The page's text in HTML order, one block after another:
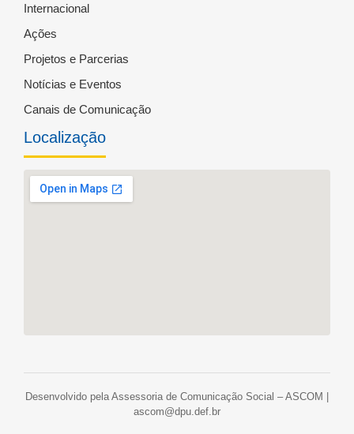
Internacional
Ações
Projetos e Parcerias
Notícias e Eventos
Canais de Comunicação
Localização
Desenvolvido pela Assessoria de Comunicação Social – ASCOM |
ascom@dpu.def.br